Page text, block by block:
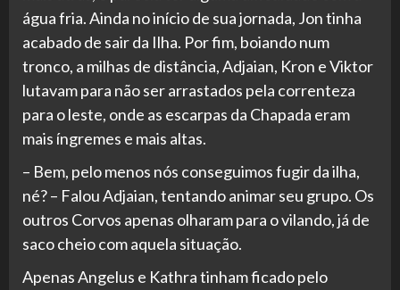
água fria. Ainda no início de sua jornada, Jon tinha
acabado de sair da Ilha. Por fim, boiando num
tronco, a milhas de distância, Adjaian, Kron e Viktor
lutavam para não ser arrastados pela correnteza
para o leste, onde as escarpas da Chapada eram
mais íngremes e mais altas.
– Bem, pelo menos nós conseguimos fugir da ilha,
né? – Falou Adjaian, tentando animar seu grupo. Os
outros Corvos apenas olharam para o vilando, já de
saco cheio com aquela situação.
Apenas Angelus e Kathra tinham ficado pelo